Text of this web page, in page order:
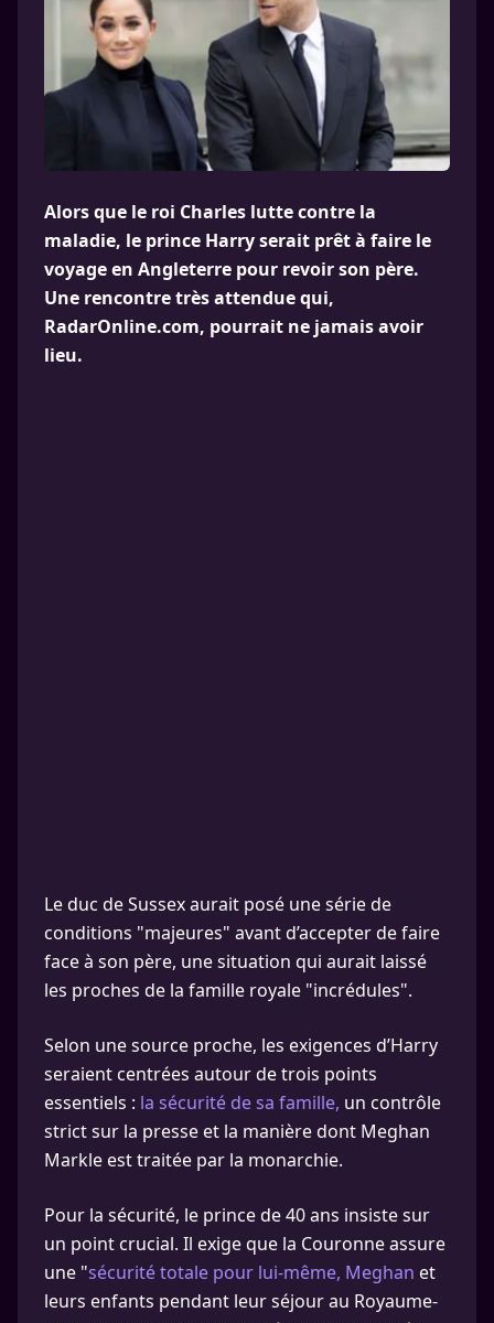
Alors que le roi Charles lutte contre la
maladie, le prince Harry serait prêt à faire le
voyage en Angleterre pour revoir son père.
Une rencontre très attendue qui,
RadarOnline.com, pourrait ne jamais avoir
lieu.
Le duc de Sussex aurait posé une série de
conditions "majeures" avant d’accepter de faire
face à son père, une situation qui aurait laissé
les proches de la famille royale "incrédules".
Selon une source proche, les exigences d’Harry
seraient centrées autour de trois points
essentiels : la sécurité de sa famille, un contrôle
strict sur la presse et la manière dont Meghan
Markle est traitée par la monarchie.
Pour la sécurité, le prince de 40 ans insiste sur
un point crucial. Il exige que la Couronne assure
une "sécurité totale pour lui-même, Meghan et
leurs enfants pendant leur séjour au Royaume-